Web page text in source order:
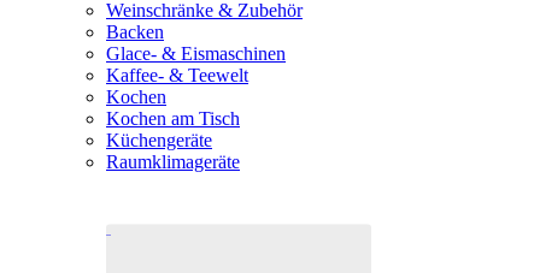
Weinschränke & Zubehör
Backen
Glace- & Eismaschinen
Kaffee- & Teewelt
Kochen
Kochen am Tisch
Küchengeräte
Raumklimageräte